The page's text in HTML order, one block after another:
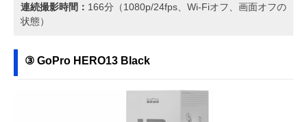
連続撮影時間： 166分（1080p/24fps、Wi-Fiオフ、画面オフの
状態）
③ GoPro HERO13 Black